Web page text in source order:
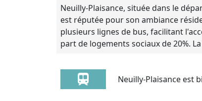
Neuilly-Plaisance, située dans le
est réputée pour son ambiance
plusieurs lignes de bus, facilitant
part de logements sociaux de 20%.
Neuilly-Plaisance est